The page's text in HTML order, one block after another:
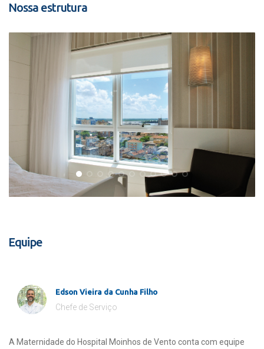
Nossa estrutura
Equipe
Edson Vieira da Cunha Filho
Chefe de Serviço
A Maternidade do Hospital Moinhos de Vento conta com equipe